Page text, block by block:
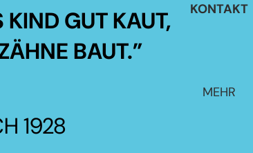
KONTAKT
MEHR
KIND GUT KAUT,
BAUT.”
1928